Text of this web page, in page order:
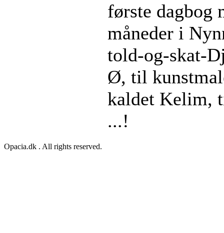
første dagbog
måneder i
told-og-skat-
Ø, til
kaldet Kelim,
...!
Opacia.dk . All rights reserved.